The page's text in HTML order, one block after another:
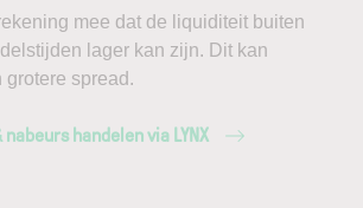
mee dat de liquiditeit buiten
lager kan zijn. Dit kan
grotere spread.
handelen via LYNX